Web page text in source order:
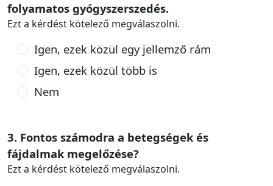
folyamatos gyógyszerszedés.
Ezt a kérdést kötelező megválaszolni.
Igen, ezek közül egy jellemző rám
Igen, ezek közül több is
Nem
3. Fontos számodra a betegségek és
fájdalmak megelőzése?
Ezt a kérdést kötelező megválaszolni.